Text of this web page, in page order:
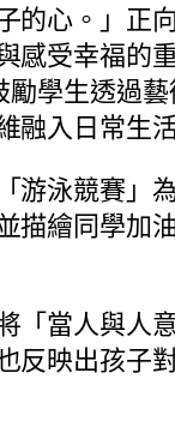
的心。」正
感受幸福的
學生透過
融入日常生
游泳競賽」
描繪同學加
「當人與人
反映出孩子